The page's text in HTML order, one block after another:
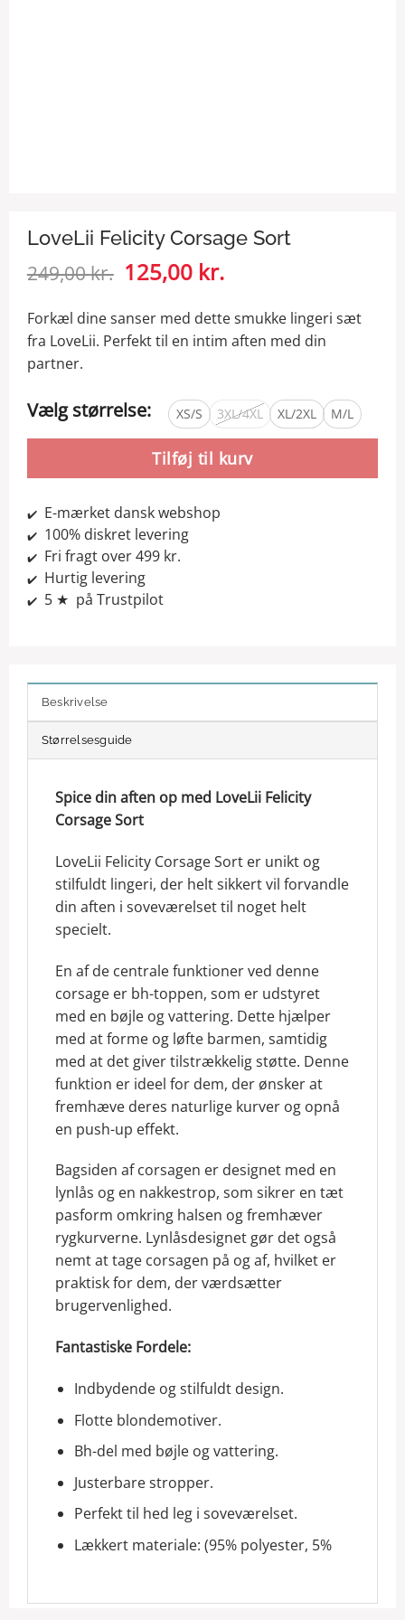
LoveLii Felicity Corsage Sort
249,00kr. Den
oprindelige
var:
249,00 kr..
125,00 kr.
aktuelle
er:
125,00 kr..
Forkæl dine sanser med dette smukke lingeri sæt
fra LoveLii. Perfekt til en intim aften med din
partner.
Vælg størrelse: XS/S 3XL/4XL XL/2XL M/L
Tilføj til kurv
✔️E-mærket dansk webshop
✔️100% diskret levering
✔️Fri fragt over 499 kr.
✔️Hurtig levering
✔️5 ★ på Trustpilot
Beskrivelse
Størrelsesguide
Spice din aften op med LoveLii Felicity
Corsage Sort
LoveLii Felicity Corsage Sort er unikt og
stilfuldt lingeri, der helt sikkert vil forvandle
din aften i soveværelset til noget helt
specielt.
En af de centrale funktioner ved denne
corsage er bh-toppen, som er udstyret
med en bøjle og vattering. Dette hjælper
med at forme og løfte barmen, samtidig
med at det giver tilstrækkelig støtte. Denne
funktion er ideel for dem, der ønsker at
fremhæve deres naturlige kurver og opnå
en push-up effekt.
Bagsiden af corsagen er designet med en
lynlås og en nakkestrop, som sikrer en tæt
pasform omkring halsen og fremhæver
rygkurverne. Lynlåsdesignet gør det også
nemt at tage corsagen på og af, hvilket er
praktisk for dem, der værdsætter
brugervenlighed.
Fantastiske Fordele:
Indbydende og stilfuldt design.
Flotte blondemotiver.
Bh-del med bøjle og vattering.
Justerbare stropper.
Perfekt til hed leg i soveværelset.
Lækkert materiale: (95% polyester, 5%